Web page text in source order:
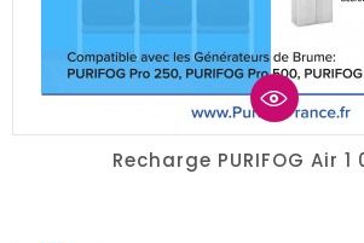
Recharge PURIFOG Air 1